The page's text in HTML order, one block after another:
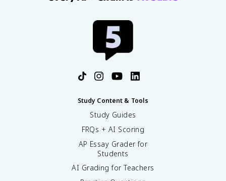
Study Content & Tools
Study Guides
FRQs + AI Scoring
AP Essay Grader for
Students
AI Grading for Teachers